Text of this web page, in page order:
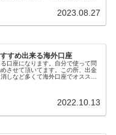
2023.08.27
すめ出来る海外口座
口座になります。自分で使って問
させて頂いてます。この所、出金
消しなど多くて海外口座でオススメ
2022.10.13